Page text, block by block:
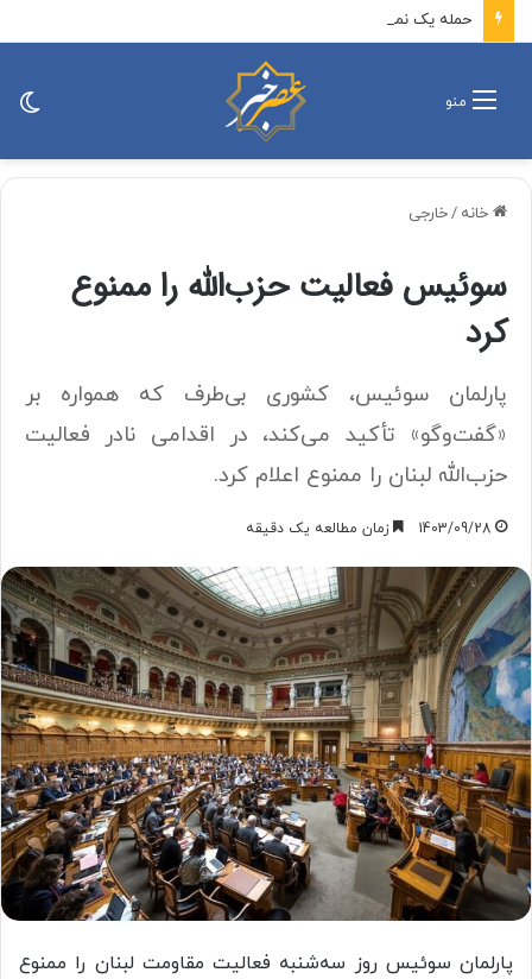
منو
خانه /خارجی
سوئیس فعالیت حزب‌الله را ممنوع
کرد
پارلمان سوئیس، کشوری بی‌طرف که همواره بر
«گفت‌و‌گو» تأکید می‌کند، در اقدامی نادر فعالیت
حزب‌الله لبنان را ممنوع اعلام کرد.
1403/09/28 زمان مطالعه یک دقیقه
پارلمان سوئیس روز سه‌شنبه فعالیت مقاومت لبنان را ممنوع